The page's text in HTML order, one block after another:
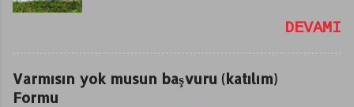
kaydı yok sadece eskiler
DEVAMI
Varmısın yok musun başvuru (katılım)
Formu